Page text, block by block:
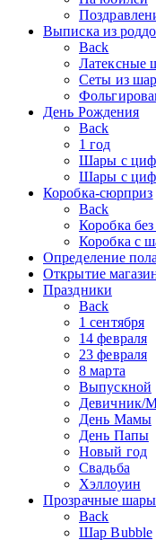
Выписка из
Back
Латексные
Сеты из
День Рождения
Back
1 год
Шары с
Шары с
Коробка-сюрприз
Back
Коробка
Коробка с
Определение
Открытие
Праздники
Back
1 сентября
14 февраля
23 февраля
8 марта
Выпускной
Девичник/
День Мамы
День Папы
Новый год
Свадьба
Хэллоуин
Прозрачные шары
Back
Шар Bubble